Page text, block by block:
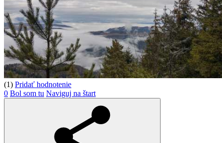
(1) Pridať hodnotenie
0 Bol som tu Naviguj na štart